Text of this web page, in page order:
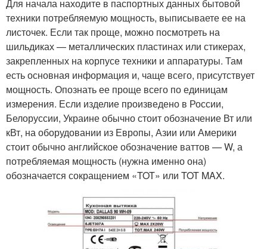
Для начала находите в паспортных данных бытовой
техники потребляемую мощность, выписываете ее на
листочек. Если так проще, можно посмотреть на
шильдиках — металлических пластинах или стикерах,
закрепленных на корпусе техники и аппаратуры. Там
есть основная информация и, чаще всего, присутствует
мощность. Опознать ее проще всего по единицам
измерения. Если изделие произведено в России,
Белоруссии, Украине обычно стоит обозначение Вт или
кВт, на оборудовании из Европы, Азии или Америки
стоит обычно английское обозначение ваттов — W, а
потребляемая мощность (нужна именно она)
обозначается сокращением «TOT» или TOT MAX.